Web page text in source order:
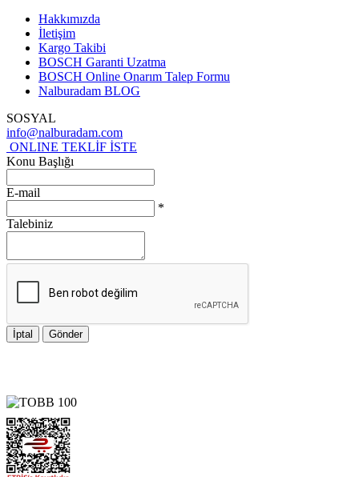
Hakkımızda
İletişim
Kargo Takibi
BOSCH Garanti Uzatma
BOSCH Online Onarım Talep Formu
Nalburadam BLOG
SOSYAL
info@nalburadam.com
ONLINE TEKLİF İSTE
Konu Başlığı
E-mail
*
Talebiniz
İptal Gönder